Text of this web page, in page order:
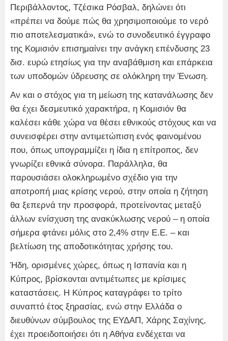
Περιβάλλοντος, Τζέσικα Ρόσβαλ, δηλώνει ότι
«πρέπει να δούμε πώς θα χρησιμοποιούμε το νερό
πιο αποτελεσματικά», ενώ το συνοδευτικό έγγραφο
της Κομισιόν επισημαίνει την ανάγκη επένδυσης 23
δισ. ευρώ ετησίως για την αναβάθμιση και επάρκεια
των υποδομών ύδρευσης σε ολόκληρη την Ένωση.
Αν και ο στόχος για τη μείωση της κατανάλωσης δεν
θα έχει δεσμευτικό χαρακτήρα, η Κομισιόν θα
καλέσει κάθε χώρα να θέσει εθνικούς στόχους και να
συνεισφέρει στην αντιμετώπιση ενός φαινομένου
που, όπως υπογραμμίζει η ίδια η επίτροπος, δεν
γνωρίζει εθνικά σύνορα. Παράλληλα, θα
παρουσιάσει ολοκληρωμένο σχέδιο για την
αποτροπή μιας κρίσης νερού, στην οποία η ζήτηση
θα ξεπερνά την προσφορά, προτείνοντας μεταξύ
άλλων ενίσχυση της ανακύκλωσης νερού – η οποία
σήμερα φτάνει μόλις στο 2,4% στην Ε.Ε. – και
βελτίωση της αποδοτικότητας χρήσης του.
Ήδη, ορισμένες χώρες, όπως η Ισπανία και η
Κύπρος, βρίσκονται αντιμέτωπες με κρίσιμες
καταστάσεις. Η Κύπρος καταγράφει το τρίτο
συναπτό έτος ξηρασίας, ενώ στην Ελλάδα ο
διευθύνων σύμβουλος της ΕΥΔΑΠ, Χάρης Σαχίνης,
έχει προειδοποιήσει ότι η Αθήνα ενδέχεται να